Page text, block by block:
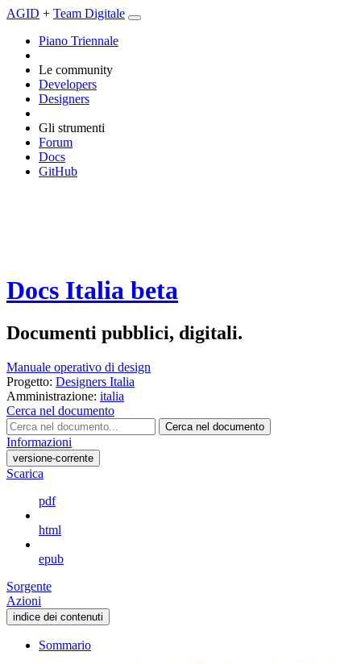
AGID + Team Digitale
Piano Triennale
Le community
Developers
Designers
Gli strumenti
Forum
Docs
GitHub
Docs Italia beta
Documenti pubblici, digitali.
Manuale operativo di design
Progetto: Designers Italia
Amministrazione: italia
Cerca nel documento
Cerca nel documento
Informazioni
versione-corrente
Scarica
pdf
html
epub
Sorgente
Azioni
indice dei contenuti
Sommario